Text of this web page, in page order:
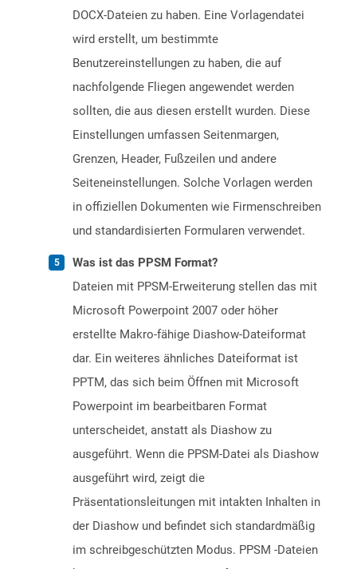
DOCX-Dateien zu haben. Eine Vorlagendatei
wird erstellt, um bestimmte
Benutzereinstellungen zu haben, die auf
nachfolgende Fliegen angewendet werden
sollten, die aus diesen erstellt wurden. Diese
Einstellungen umfassen Seitenmargen,
Grenzen, Header, Fußzeilen und andere
Seiteneinstellungen. Solche Vorlagen werden
in offiziellen Dokumenten wie Firmenschreiben
und standardisierten Formularen verwendet.
Was ist das PPSM Format?
Dateien mit PPSM-Erweiterung stellen das mit
Microsoft Powerpoint 2007 oder höher
erstellte Makro-fähige Diashow-Dateiformat
dar. Ein weiteres ähnliches Dateiformat ist
PPTM, das sich beim Öffnen mit Microsoft
Powerpoint im bearbeitbaren Format
unterscheidet, anstatt als Diashow zu
ausgeführt. Wenn die PPSM-Datei als Diashow
ausgeführt wird, zeigt die
Präsentationsleitungen mit intakten Inhalten in
der Diashow und befindet sich standardmäßig
im schreibgeschützten Modus. PPSM -Dateien